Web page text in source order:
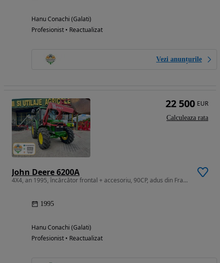
Hanu Conachi (Galati)
Profesionist • Reactualizat
Vezi anunțurile
John Deere 6200A
4X4, an 1995, încărcător frontal + accesoriu, 90CP, adus din Franta
1995
Hanu Conachi (Galati)
Profesionist • Reactualizat
22 500 EUR
Calculeaza rata